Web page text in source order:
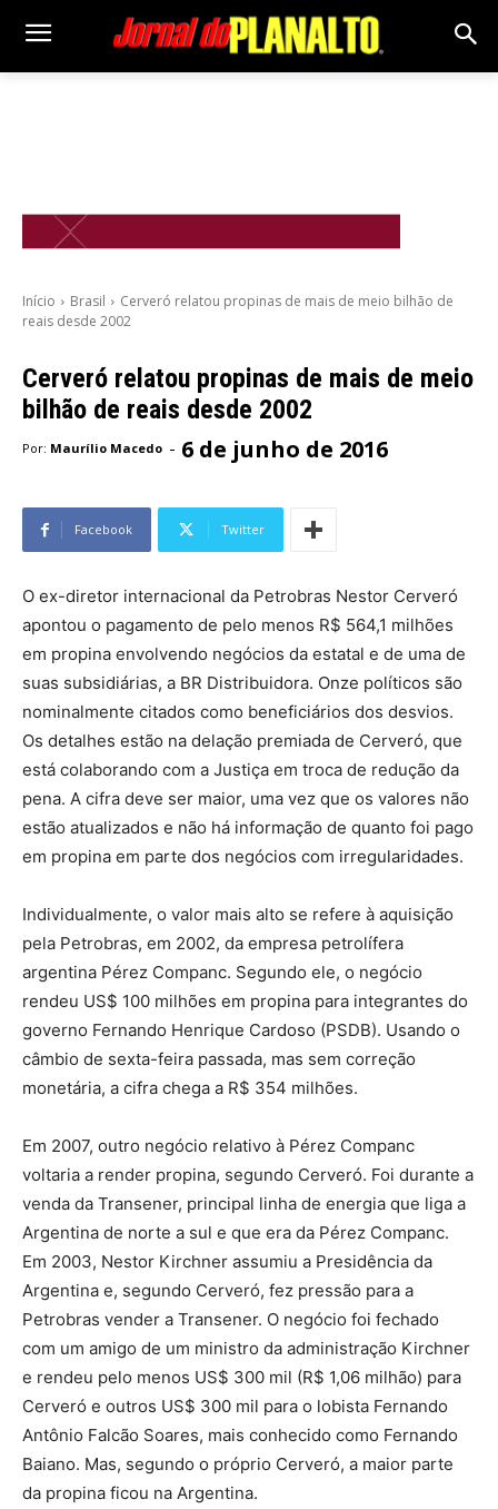
Início Brasil
Cerveró relatou propinas de mais de meio bilhão de
reais desde 2002
Cerveró relatou propinas de mais de meio
bilhão de reais desde 2002
Por: Maurílio Macedo - 6 de junho de 2016
Facebook Twitter
O ex-diretor internacional da Petrobras Nestor Cerveró
apontou o pagamento de pelo menos R$ 564,1 milhões
em propina envolvendo negócios da estatal e de uma de
suas subsidiárias, a BR Distribuidora. Onze políticos são
nominalmente citados como beneficiários dos desvios.
Os detalhes estão na delação premiada de Cerveró, que
está colaborando com a Justiça em troca de redução da
pena. A cifra deve ser maior, uma vez que os valores não
estão atualizados e não há informação de quanto foi pago
em propina em parte dos negócios com irregularidades.
Individualmente, o valor mais alto se refere à aquisição
pela Petrobras, em 2002, da empresa petrolífera
argentina Pérez Companc. Segundo ele, o negócio
rendeu US$ 100 milhões em propina para integrantes do
governo Fernando Henrique Cardoso (PSDB). Usando o
câmbio de sexta-feira passada, mas sem correção
monetária, a cifra chega a R$ 354 milhões.
Em 2007, outro negócio relativo à Pérez Companc
voltaria a render propina, segundo Cerveró. Foi durante a
venda da Transener, principal linha de energia que liga a
Argentina de norte a sul e que era da Pérez Companc.
Em 2003, Nestor Kirchner assumiu a Presidência da
Argentina e, segundo Cerveró, fez pressão para a
Petrobras vender a Transener. O negócio foi fechado
com um amigo de um ministro da administração Kirchner
e rendeu pelo menos US$ 300 mil (R$ 1,06 milhão) para
Cerveró e outros US$ 300 mil para o lobista Fernando
Antônio Falcão Soares, mais conhecido como Fernando
Baiano. Mas, segundo o próprio Cerveró, a maior parte
da propina ficou na Argentina.